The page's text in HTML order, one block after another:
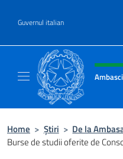
Guvernul italian
Header, social
Home > Știri > De la
Burse de studii oferite de